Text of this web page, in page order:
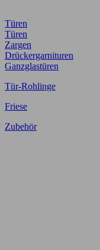
Türen
Türen
Zargen
Drückergarnituren
Ganzglastüren
Tür-Rohlinge
Friese
Zubehör